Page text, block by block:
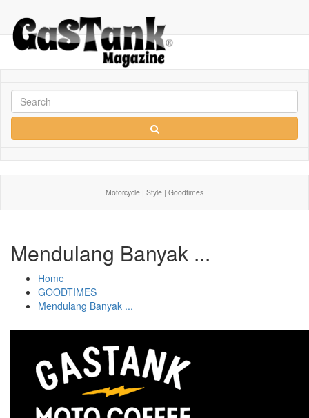
Motorcycle | Style | Goodtimes
Mendulang Banyak ...
Home
GOODTIMES
Mendulang Banyak ...